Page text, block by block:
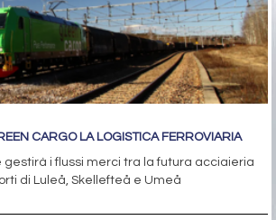
CARGO LA LOGISTICA FERROVIARIA
gestirà i flussi merci tra la futura acciaieria
di Luleå, Skellefteå e Umeå